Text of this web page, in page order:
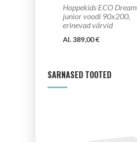
Hoppekids ECO Dream
junior voodi 90x200,
erinevad värvid
Al. 389,00 €
SARNASED TOOTED